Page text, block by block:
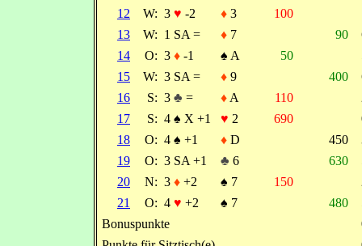
12
W: 3 ♥ -2 ♦ 3 100
13
W: 1 SA = ♦ 7 90
14
O: 3 ♦ -1 ♠ A 50
15
W: 3 SA = ♦ 9 400
16
S: 3 ♣ = ♦ A 110
17
S: 4 ♠ X +1 ♥ 2 690
18
O: 4 ♠ +1 ♦ D 450
19
O: 3 SA +1 ♣ 6 630
20
N: 3 ♦ +2 ♠ 7 150
21
O: 4 ♥ +2 ♠ 7 480
Bonuspunkte